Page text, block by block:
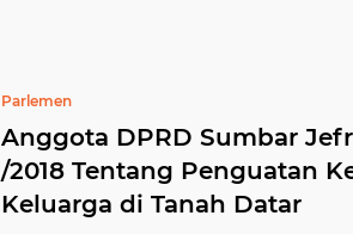
Parlemen
Anggota DPRD Sumbar
/2018 Tentang Penguatan
Keluarga di Tanah Datar